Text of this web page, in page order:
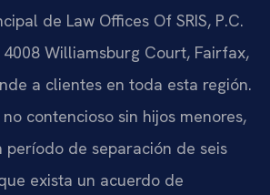
de Law Offices Of SRIS, P.C.
Williamsburg Court, Fairfax,
a clientes en toda esta región.
contencioso sin hijos menores,
período de separación de seis
exista un acuerdo de